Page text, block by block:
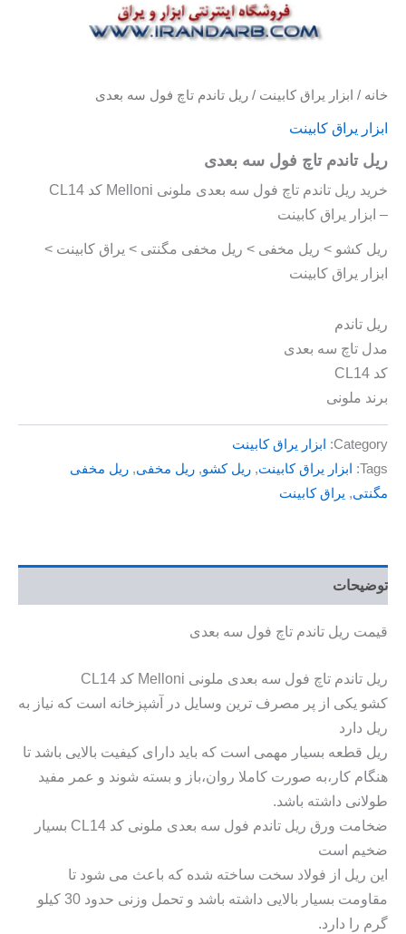
خانه / ابزار یراق کابینت / ریل تاندم تاچ فول سه بعدی
ابزار یراق کابینت
ریل تاندم تاچ فول سه بعدی
خرید ریل تاندم تاچ فول سه بعدی ملونی Melloni کد CL14
– ابزار یراق کابینت
ریل کشو > ریل مخفی > ریل مخفی مگنتی > یراق کابینت >
ابزار یراق کابینت
ریل تاندم
مدل تاچ سه بعدی
کد CL14
برند ملونی
Category:
ابزار یراق کابینت
Tags:
ابزار یراق کابینت, ریل کشو, ریل مخفی, ریل مخفی
مگنتی, یراق کابینت
توضیحات
قیمت ریل تاندم تاچ فول سه بعدی
ریل تاندم تاچ فول سه بعدی ملونی Melloni کد CL14
کشو یکی از پر مصرف ترین وسایل در آشپزخانه است که نیاز به
ریل دارد
ریل قطعه بسیار مهمی است که باید دارای کیفیت بالایی باشد تا
هنگام کار،به صورت کاملا روان،باز و بسته شوند و عمر مفید
طولانی داشته باشد.
ضخامت ورق ریل تاندم فول سه بعدی ملونی کد CL14 بسیار
ضخیم است
این ریل از فولاد سخت ساخته شده که باعث می شود تا
مقاومت بسیار بالایی داشته باشد و تحمل وزنی حدود 30 کیلو
گرم را دارد.